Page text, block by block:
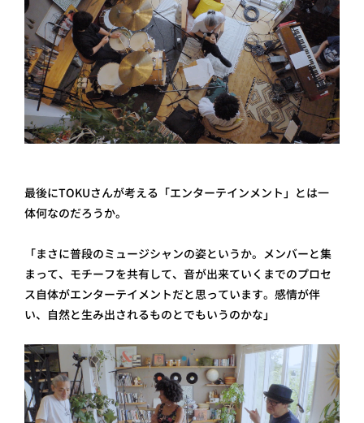
最後にTOKUさんが考える「エンターテインメント」とは一
体何なのだろうか。
「まさに普段のミュージシャンの姿というか。メンバーと集
まって、モチーフを共有して、音が出来ていくまでのプロセ
ス自体がエンターテイメントだと思っています。感情が伴
い、自然と生み出されるものとでもいうのかな」